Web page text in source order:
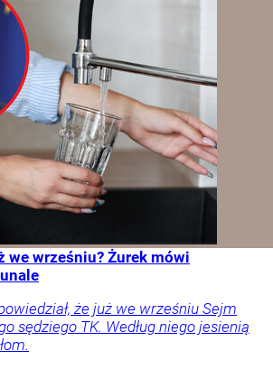
we wrześniu? Żurek mówi
że już we wrześniu Sejm
sędziego TK. Według niego jesienią